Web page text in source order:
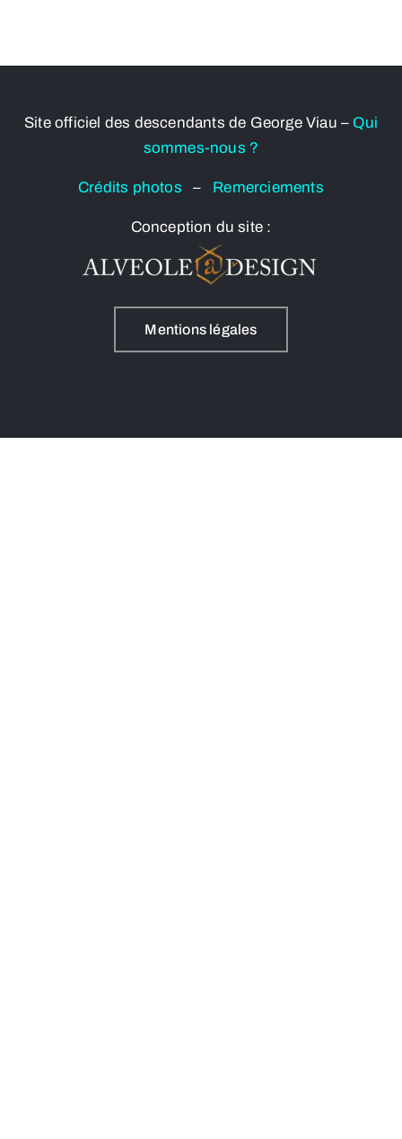
Site officiel des descendants de George Viau – Qui
sommes-nous ?
Crédits photos– Remerciements
Conception du site :
Mentions légales